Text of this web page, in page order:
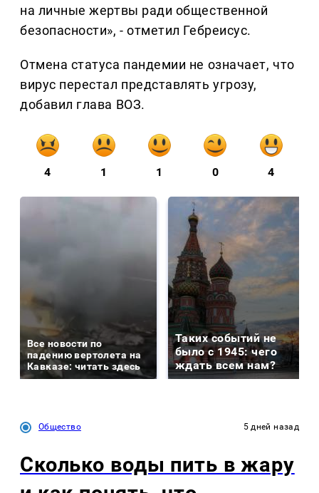
на личные жертвы ради общественной
безопасности», - отметил Гебреисус.
Отмена статуса пандемии не означает, что
вирус перестал представлять угрозу,
добавил глава ВОЗ.
4 1 1 0 4
Все новости по
падению вертолета на
Кавказе: читать здесь
Таких событий не
было с 1945: чего
ждать всем нам?
Общество 5 дней назад
Сколько воды пить в жару